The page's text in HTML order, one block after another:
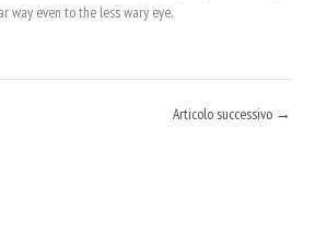
way even to the less wary eye.
Articolo successivo →